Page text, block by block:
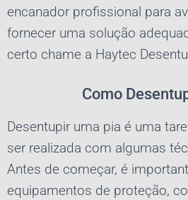
encanador profissional para
fornecer uma solução
certo chame a Haytec
Como
Desentupir uma pia é uma
ser realizada com algumas
Antes de começar, é
equipamentos de proteção,